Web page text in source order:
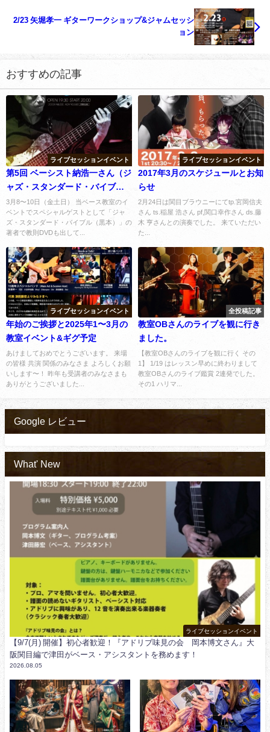
2/23 矢堀孝一 ギターワークショップ&ジャムセッシ
ョン
おすすめの記事
ライブセッションイベント
第5回 ベーシスト納浩一さん（ジ
ャズ・スタンダード・バイブル
著者）を迎えての3daysイベント
を開催します。（3/8〜10）
3月8〜10日（金土日） 当ベース教室のイ
ベントでスペシャルゲストとして「ジャ
ズ・スタンダード・バイブル（黒本）」の
著者で教則DVDも出して...
ライブセッションイベント
2017年3月のスケジュールとお知
らせ
2月24日は関目ブラウニーにてtp.宮岡信夫
さん ts.稲屋 浩さん pf,関口幸作さん ds.藤
木 亨さんとの演奏でした。 来ていただい
た...
ライブセッションイベント
年始のご挨拶と2025年1〜3月の
教室イベント&ギグ予定
あけましておめでとうございます。 来場
の皆様 共演 関係のみなさま よろしくお願
いします〜！ 昨年も受講者のみなさまも
ありがとうございました...
全投稿記事
教室OBさんのライブを観に行き
ました。
【教室OBさんのライブを観に行く その
1】 1/19 はレッスン早めに終わりまして
教室OBさんのライブ鑑賞 2連発でした。
その1 ハリマ...
Google レビュー
What' New
ライブセッションイベント
【9/7(月) 開催】初心者歓迎！『アドリブ味見の会 岡本博文さん』大
阪関目編で津田がベース・アシスタントを務めます！
2026.08.05